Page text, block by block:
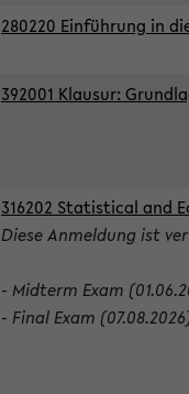
280220 Einführung in
392001 Klausur:
316202 Statistical and
Diese Anmeldung ist
- Midterm Exam
- Final Exam